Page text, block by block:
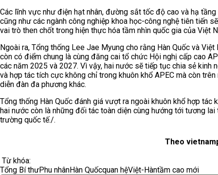
Các lĩnh vực như điện hạt nhân, đường sắt tốc độ cao và hạ
cũng như các ngành công nghiệp khoa học-công nghệ tiên tiến
vai trò then chốt trong hiện thực hóa tầm nhìn quốc gia của Việt
Ngoài ra, Tổng thống Lee Jae Myung cho rằng Hàn Quốc và Việt
còn có điểm chung là cùng đăng cai tổ chức Hội nghị cấp cao
các năm 2025 và 2027. Vì vậy, hai nước sẽ tiếp tục chia sẻ kinh
và hợp tác tích cực không chỉ trong khuôn khổ APEC mà còn trên
diễn đàn đa phương khác.
Tổng thống Hàn Quốc đánh giá vượt ra ngoài khuôn khổ hợp tác
hai nước còn là những đối tác toàn diện cùng hướng tới tương lai
trường quốc tế./.
Theo
Từ khóa:
Tổng Bí thưPhu nhânHàn Quốcquan hệViệt-Hàntầm cao mới